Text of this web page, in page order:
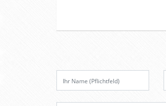
dieses
Feld
leer.